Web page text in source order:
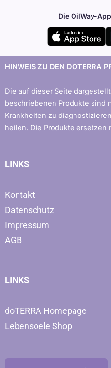
Die OilWay-
HINWEIS ZU DEN DOTERRA
Die auf dieser Seite
beschriebenen Produkte sind
Krankheiten zu
heilen. Die Produkte ersetzen
LINKS
Kontakt
Datenschutz
Impressum
AGB
LINKS
doTERRA Homepage
Lebensoele Shop